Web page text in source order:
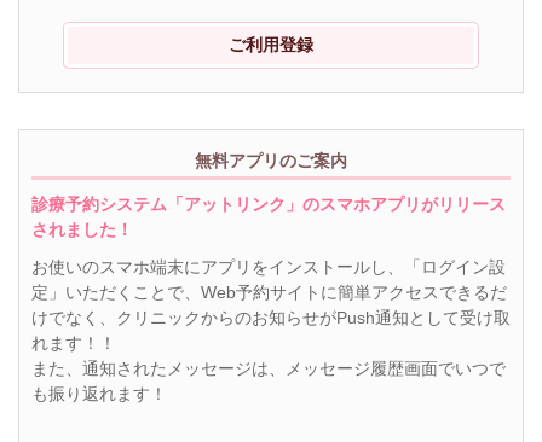
ご利用登録
無料アプリのご案内
診療予約システム「アットリンク」のスマホアプリがリリース
されました！
お使いのスマホ端末にアプリをインストールし、「ログイン設
定」いただくことで、Web予約サイトに簡単アクセスできるだ
けでなく、クリニックからのお知らせがPush通知として受け取
れます！！
また、通知されたメッセージは、メッセージ履歴画面でいつで
も振り返れます！